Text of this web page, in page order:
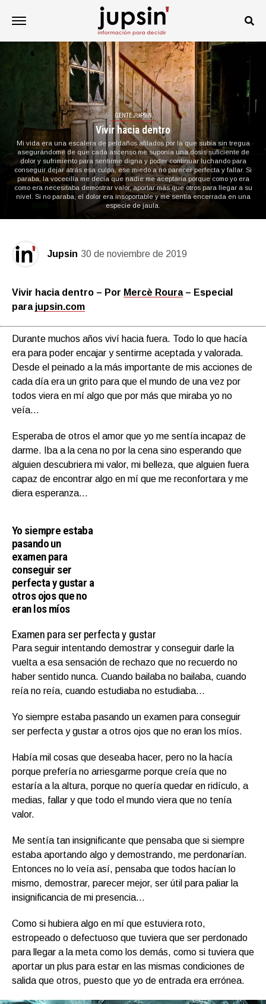
GENTE JUPSIN
Vivir hacia dentro
Mi vida era una escalera de peldaños afilados por la que subía sin tregua
asegurándome de que cada ascenso me suponía una dosis suficiente de
dolor y sufrimiento para sentirme digna y poder continuar luchando para
conseguir dejar atrás esa culpa, ese miedo a no parecer perfecta y fallar. Si
paraba, la vocecilla me decía que nadie me aceptaría porque como yo era
como era necesitaba demostrar valor, aportar más que otros para llegar a su
nivel. Si no paraba, el dolor era insoportable y me sentía encerrada en una
especie de jaula.
Jupsin 30 de noviembre de 2019
Vivir hacia dentro – Por Mercè Roura– Especial
para jupsin.com
Durante muchos años viví hacia fuera. Todo lo que hacía
era para poder encajar y sentirme aceptada y valorada.
Desde el peinado a la más importante de mis acciones de
cada día era un grito para que el mundo de una vez por
todos viera en mí algo que por más que miraba yo no
veía…
Esperaba de otros el amor que yo me sentía incapaz de
darme. Iba a la cena no por la cena sino esperando que
alguien descubriera mi valor, mi belleza, que alguien fuera
capaz de encontrar algo en mí que me reconfortara y me
diera esperanza…
Yo siempre estaba
pasando un
examen para
conseguir ser
perfecta y gustar a
otros ojos que no
eran los míos
Examen para ser perfecta y gustar
Para seguir intentando demostrar y conseguir darle la
vuelta a esa sensación de rechazo que no recuerdo no
haber sentido nunca. Cuando bailaba no bailaba, cuando
reía no reía, cuando estudiaba no estudiaba…
Yo siempre estaba pasando un examen para conseguir
ser perfecta y gustar a otros ojos que no eran los míos.
Había mil cosas que deseaba hacer, pero no la hacía
porque prefería no arriesgarme porque creía que no
estaría a la altura, porque no quería quedar en ridículo, a
medias, fallar y que todo el mundo viera que no tenía
valor.
Me sentía tan insignificante que pensaba que si siempre
estaba aportando algo y demostrando, me perdonarían.
Entonces no lo veía así, pensaba que todos hacían lo
mismo, demostrar, parecer mejor, ser útil para paliar la
insignificancia de mi presencia…
Como si hubiera algo en mí que estuviera roto,
estropeado o defectuoso que tuviera que ser perdonado
para llegar a la meta como los demás, como si tuviera que
aportar un plus para estar en las mismas condiciones de
salida que otros, puesto que yo de entrada era errónea.